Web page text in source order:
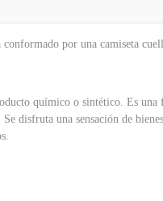
por una camiseta
químico o sintético. Es
disfruta una sensación de